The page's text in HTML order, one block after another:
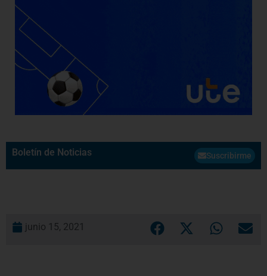
Boletín de Noticias Suscribirme
junio 15, 2021